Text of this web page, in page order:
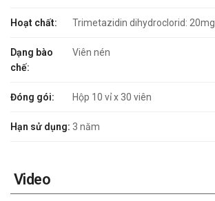
Hoạt chất: Trimetazidin dihydroclorid: 20mg
Dạng bào
chế:
Viên nén
Đóng gói: Hộp 10 vỉ x 30 viên
Hạn sử dụng: 3 năm
Video